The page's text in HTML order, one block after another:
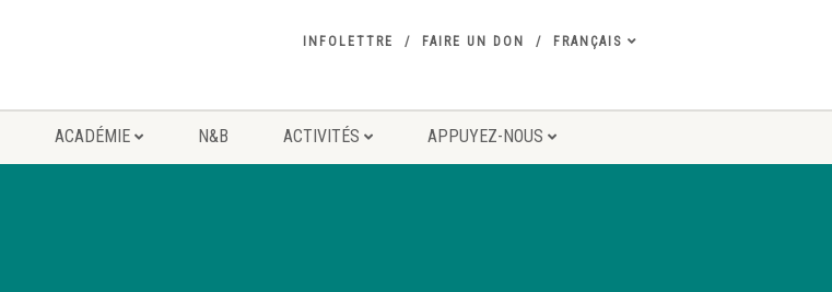
INFOLETTRE FAIRE UN DON FRANÇAIS
ACADÉMIE N&B ACTIVITÉS APPUYEZ-NOUS